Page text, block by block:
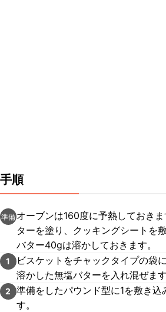
手順
準備 オーブンは160度に予熱しておき
ターを塗り、クッキングシートを
バター40gは溶かしておきます。
1
ビスケットをチャックタイプの袋
溶かした無塩バターを入れ混ぜます
2
準備をしたパウンド型に1を敷き込
す。